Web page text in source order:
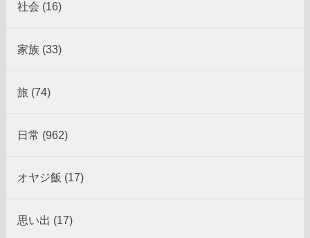
社会 (16)
家族 (33)
旅 (74)
日常 (962)
オヤジ飯 (17)
思い出 (17)